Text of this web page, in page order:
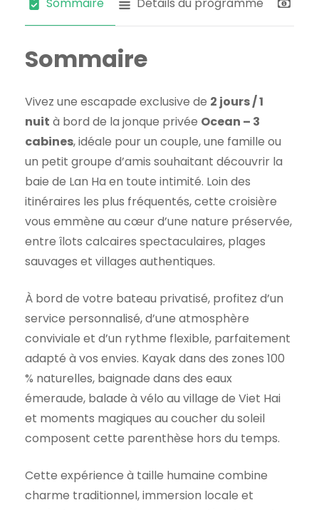
Sommaire
Vivez une escapade exclusive de 2 jours / 1
nuit à bord de la jonque privée Ocean – 3
cabines, idéale pour un couple, une famille ou
un petit groupe d’amis souhaitant découvrir la
baie de Lan Ha en toute intimité. Loin des
itinéraires les plus fréquentés, cette croisière
vous emmène au cœur d’une nature préservée,
entre îlots calcaires spectaculaires, plages
sauvages et villages authentiques.
À bord de votre bateau privatisé, profitez d’un
service personnalisé, d’une atmosphère
conviviale et d’un rythme flexible, parfaitement
adapté à vos envies. Kayak dans des zones 100
% naturelles, baignade dans des eaux
émeraude, balade à vélo au village de Viet Hai
et moments magiques au coucher du soleil
composent cette parenthèse hors du temps.
Cette expérience à taille humaine combine
charme traditionnel, immersion locale et